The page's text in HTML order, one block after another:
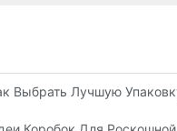
Решения
Выбрать Лучшую